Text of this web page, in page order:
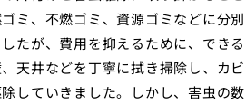
ミ、不燃ゴミ、資源ゴミなどに分
たが、費用を抑えるために、でき
天井などを丁寧に拭き掃除し、カ
していきました。しかし、害虫の